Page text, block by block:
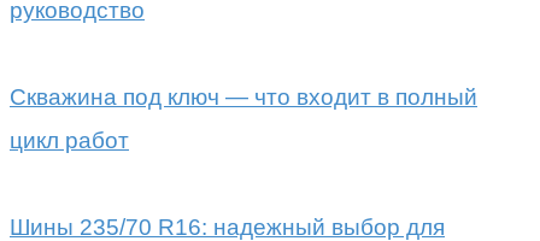
руководство
Скважина под ключ — что входит в полный
цикл работ
Шины 235/70 R16: надежный выбор для